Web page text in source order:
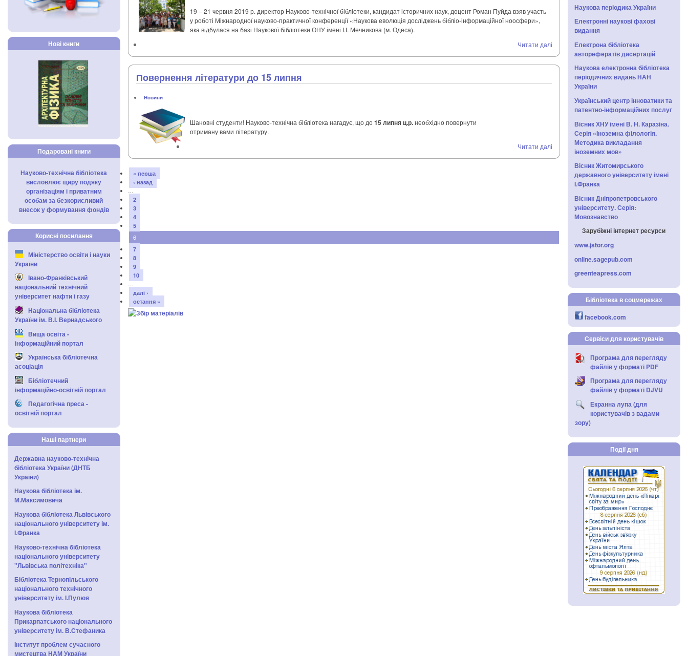
Нові книги
Подаровані книги
Науково-технічна бібліотека
висловлює щиру подяку
організаціям і приватним
особам за безкорисливий
внесок у формування фондів
Корисні посилання
Міністерство освіти і науки
України
Івано-Франківський
національний технічний
університет нафти і газу
Національна бібліотека
України ім. В.І. Вернадського
Вища освіта -
інформаційний портал
Українська бібліотечна
асоціація
Бібліотечний
інформаційно-освітній портал
Педагогічна преса -
освітній портал
Наші партнери
Державна науково-технічна
бібліотека України (ДНТБ
України)
Наукова бібліотека ім.
М.Максимовича
Наукова бібліотека Львівського
національного університету ім.
І.Франка
Науково-технічна бібліотека
національного університету
"Львівська політехніка"
Бібліотека Тернопільського
національного технічного
університету ім. І.Пулюя
Наукова бібліотека
Прикарпатського національного
університету ім. В.Стефаника
Інститут проблем сучасного
мистецтва НАМ України
19 – 21 червня 2019 р. директор Науково-технічної бібліотеки, кандидат історичних наук, доцент Роман Пуйда взяв участь
у роботі Міжнародної науково-практичної конференції «Наукова еволюція досліджень бібліо-інформаційної ноосфери»,
яка відбулася на базі Наукової бібліотеки ОНУ імені І.І. Мечникова (м. Одеса).
Читати далі
Повернення літератури до 15 липня
Новини
Шановні студенти! Науково-технічна бібліотека нагадує, що до15 липня ц.р.необхідно повернути
отриману вами літературу.
Читати далі
« перша
‹ назад
…
2
3
4
5
6
7
8
9
10
…
далі ›
остання »
Наукова періодика України
Електронні наукові фахові
видання
Електрона бібліотека
авторефератів дисертацій
Наукова електронна бібліотека
періодичних видань НАН
України
Український центр інноватики та
патентно-інформаційних послуг
Вісник ХНУ імені В. Н. Каразіна.
Серія «Іноземна філологія.
Методика викладання
іноземних мов»
Вісник Житомирського
державного університету імені
І.Франка
Вісник Дніпропетровського
університету. Серія:
Мовознавство
Зарубіжні інтернет ресурси
www.jstor.org
online.sagepub.com
greenteapress.com
Бібліотека в соцмережах
facebook.com
Сервіси для користувачів
Програма для перегляду
файлів у форматі PDF
Програма для перегляду
файлів у форматі DJVU
Екранна лупа (для
користувачів з вадами
зору)
Події дня